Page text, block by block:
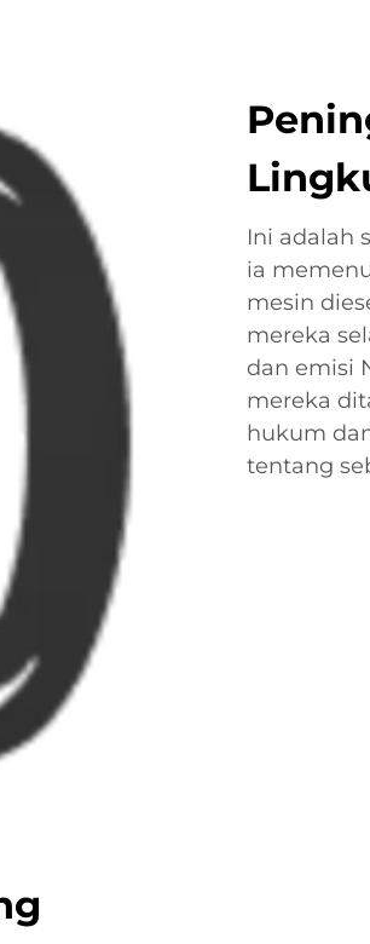
Ini adalah
ia
mesin
mereka
dan emisi
mereka
hukum
tentang